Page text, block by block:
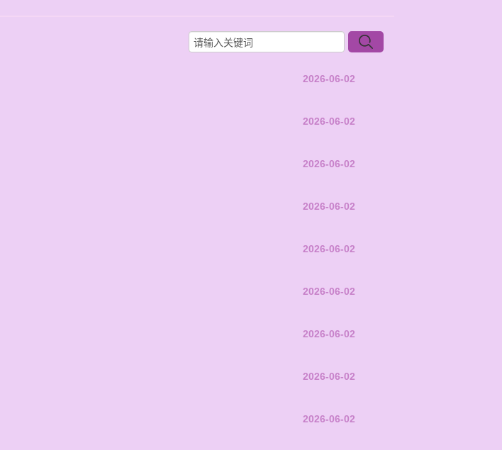
2026-06-02
2026-06-02
2026-06-02
2026-06-02
2026-06-02
2026-06-02
2026-06-02
2026-06-02
2026-06-02